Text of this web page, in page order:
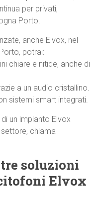
per privati,
Porto.
anche Elvox, nel
potrai:
chiare e nitide, anche di
a un audio cristallino.
sistemi smart integrati.
un impianto Elvox
chiama
soluzioni
Elvox